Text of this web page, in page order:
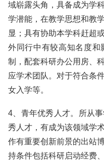
域崭露头角，具备成为学
学潜能，在教学思想和教
显；具有协助本学科赶超
外同行中有较高知名度
制，配套科研办公用房、
应学术团队。对于符合条
女入学等。
4、青年优秀人才。所从
秀人才，有成为该领域学
作有重要创新前景的出站
持条件包括科研启动经费